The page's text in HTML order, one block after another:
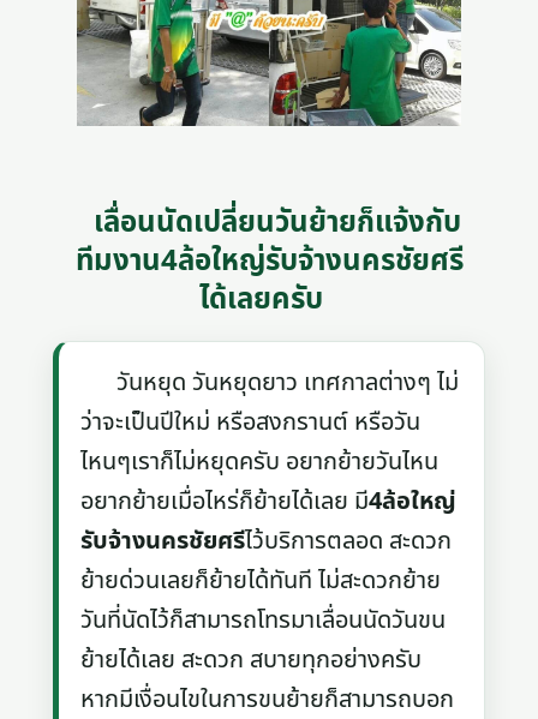
เลื่อนนัดเปลี่ยนวันย้ายก็แจ้งกับ
ทีมงาน4ล้อใหญ่รับจ้างนครชัยศรี
ได้เลยครับ
วันหยุด วันหยุดยาว เทศกาลต่างๆ ไม่
ว่าจะเป็นปีใหม่ หรือสงกรานต์ หรือวัน
ไหนๆเราก็ไม่หยุดครับ อยากย้ายวันไหน
อยากย้ายเมื่อไหร่ก็ย้ายได้เลย มี4ล้อใหญ่
รับจ้างนครชัยศรีไว้บริการตลอด สะดวก
ย้ายด่วนเลยก็ย้ายได้ทันที ไม่สะดวกย้าย
วันที่นัดไว้ก็สามารถโทรมาเลื่อนนัดวันขน
ย้ายได้เลย สะดวก สบายทุกอย่างครับ
หากมีเงื่อนไขในการขนย้ายก็สามารถบอก